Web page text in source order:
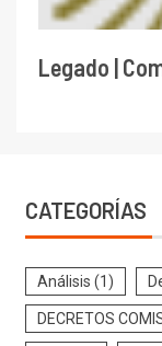
Legado |
CATEGORÍAS
Análisis (1)
DECRETOS